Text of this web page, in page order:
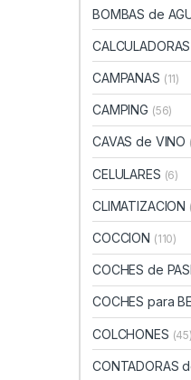
BOMBAS de
CALCULADORAS
CAMPANAS (11)
CAMPING (56)
CAVAS de VINO
CELULARES (6)
CLIMATIZACION
COCCION (110)
COCHES de
COCHES para
COLCHONES (45)
CONTADORAS